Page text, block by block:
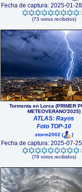
Fecha de captura: 2025-01-
(73 votos recibidos)
Tormenta en Lorca (PRIMER
METEOVERANO'2025)
ATLAS: Rayos
Foto TOP-10
storm2002 ( )
Fecha de captura: 2025-07-
(79 votos recibidos)